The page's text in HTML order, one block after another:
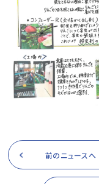
前のニュースへ